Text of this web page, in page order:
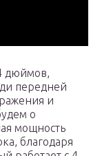
дюймов,
передней
и
о
мощность
благодаря